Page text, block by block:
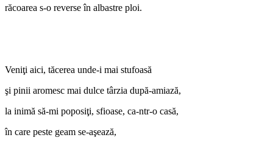
răcoarea s-o reverse în albastre ploi.
Veniţi aici, tăcerea unde-i mai stufoasă
şi pinii aromesc mai dulce târzia după-amiază,
la inimă să-mi poposiţi, sfioase, ca-ntr-o casă,
în care peste geam se-aşează,